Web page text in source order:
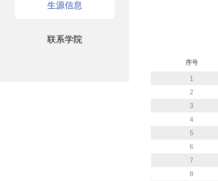
生源信息
联系学院
序号
1
2
3
4
5
6
7
8